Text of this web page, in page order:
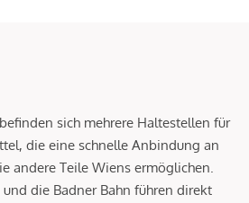
sich mehrere Haltestellen für
die eine schnelle Anbindung an
andere Teile Wiens ermöglichen.
die Badner Bahn führen direkt